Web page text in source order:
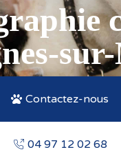
Contactez-nous
04 97 12 02 68